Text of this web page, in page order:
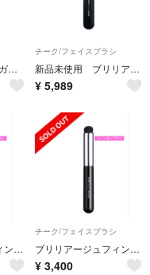
BRILLIAGE フィンガーブラシ
チーク/フェイスブラシ
新品未使用 ブリリアージュ ワイドフィンガーブラシ メイクブラシ
¥ 5,989
ブリリアージュフィンガーブラシ
チーク/フェイスブラシ
ブリリアージュフィンガーブラシ
¥ 3,400